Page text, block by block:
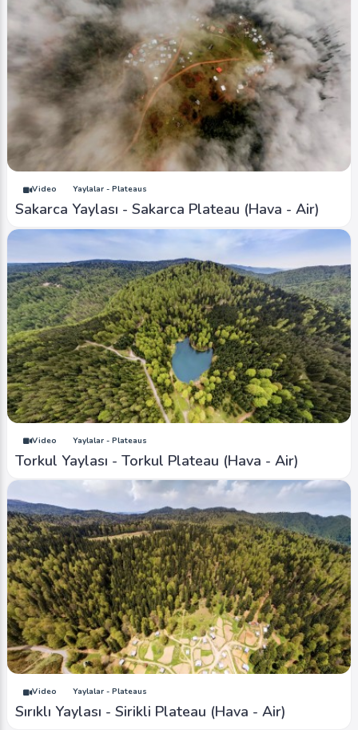
Video Yaylalar - Plateaus
Sakarca Yaylası - Sakarca Plateau (Hava - Air)
Video Yaylalar - Plateaus
Torkul Yaylası - Torkul Plateau (Hava - Air)
Video Yaylalar - Plateaus
Sırıklı Yaylası - Sirikli Plateau (Hava - Air)